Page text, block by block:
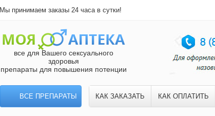
Мы принимаем заказы 24 часа в сутки!
все для Вашего сексуального
здоровья
препараты для повышения потенции
ВСЕ ПРЕПАРАТЫ КАК ЗАКАЗАТЬ КАК ОПЛАТИТЬ